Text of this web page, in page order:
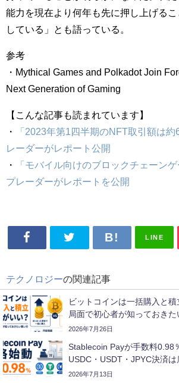
能力を現在より何年も先に押し上げる
している」とも語っている。
参考
・Mythical Games and Polkadot Join
Next Generation of Gaming
【こんな記事も読まれています】
・
「2023年第1四半期のNFT取引額は
レーダーがレポート公開
・
「モバイル向けのブロックチェーン
プレーダーがレポートを公開
LINE
テクノロジーの関連記事
ビットコインは一括購入と
局面で初心者が知っておきた
2026年7月26日
Stablecoin Payが手数料0.98
USDC・USDT・JPYC決済
2026年7月13日